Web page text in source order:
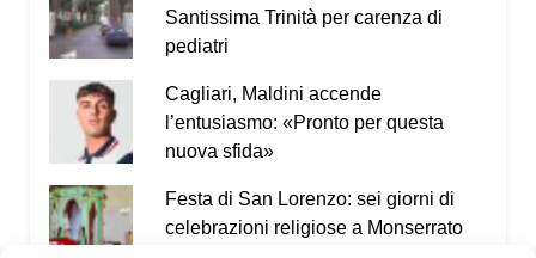
Tre anni fa i ragazzi si sono emozionati molto. È
anche per questo che ho deciso di riprendere lo
spettacolo: dura circa cinquanta minuti, è di facile
fruizione e permette di affrontare questi temi senza
appesantire il pubblico. Ringrazio quindi il Festival
Percorsi Teatrali
nuovamente a Santulussurgiu. È il terzo anno di
collaborazione e ne sono particolarmente felice.
Santissima Trinità per carenza di
pediatri
Cagliari, Maldini accende
l’entusiasmo: «Pronto per questa
nuova sfida»
Festa di San Lorenzo: sei giorni di
celebrazioni religiose a Monserrato